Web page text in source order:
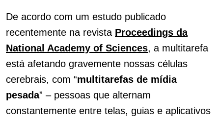
De acordo com um estudo publicado
recentemente na revista Proceedings da
National Academy of Sciences, a multitarefa
está afetando gravemente nossas células
cerebrais, com “multitarefas de mídia
pesada” – pessoas que alternam
constantemente entre telas, guias e aplicativos